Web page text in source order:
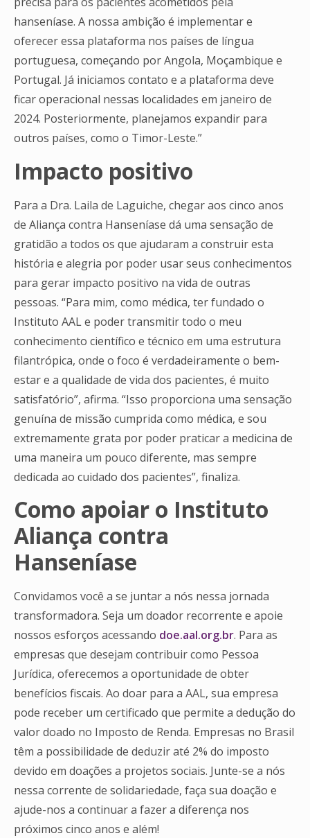
hanseníase. A nossa ambição é implementar e
oferecer essa plataforma nos países de língua
portuguesa, começando por Angola, Moçambique e
Portugal. Já iniciamos contato e a plataforma deve
ficar operacional nessas localidades em janeiro de
2024. Posteriormente, planejamos expandir para
outros países, como o Timor-Leste.”
Impacto positivo
Para a Dra. Laila de Laguiche, chegar aos cinco anos
de Aliança contra Hanseníase dá uma sensação de
gratidão a todos os que ajudaram a construir esta
história e alegria por poder usar seus conhecimentos
para gerar impacto positivo na vida de outras
pessoas. “Para mim, como médica, ter fundado o
Instituto AAL e poder transmitir todo o meu
conhecimento científico e técnico em uma estrutura
filantrópica, onde o foco é verdadeiramente o bem-
estar e a qualidade de vida dos pacientes, é muito
satisfatório”, afirma. “Isso proporciona uma sensação
genuína de missão cumprida como médica, e sou
extremamente grata por poder praticar a medicina de
uma maneira um pouco diferente, mas sempre
dedicada ao cuidado dos pacientes”, finaliza.
Como apoiar o Instituto
Aliança contra
Hanseníase
Convidamos você a se juntar a nós nessa jornada
transformadora. Seja um doador recorrente e apoie
nossos esforços acessando doe.aal.org.br. Para as
empresas que desejam contribuir como Pessoa
Jurídica, oferecemos a oportunidade de obter
benefícios fiscais. Ao doar para a AAL, sua empresa
pode receber um certificado que permite a dedução do
valor doado no Imposto de Renda. Empresas no Brasil
têm a possibilidade de deduzir até 2% do imposto
devido em doações a projetos sociais. Junte-se a nós
nessa corrente de solidariedade, faça sua doação e
ajude-nos a continuar a fazer a diferença nos
próximos cinco anos e além!